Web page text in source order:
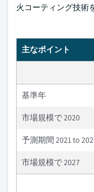
火コーティング技術
主なポイント
基準年
市場規模で 2020
予測期間 2021 to
市場規模で 2027